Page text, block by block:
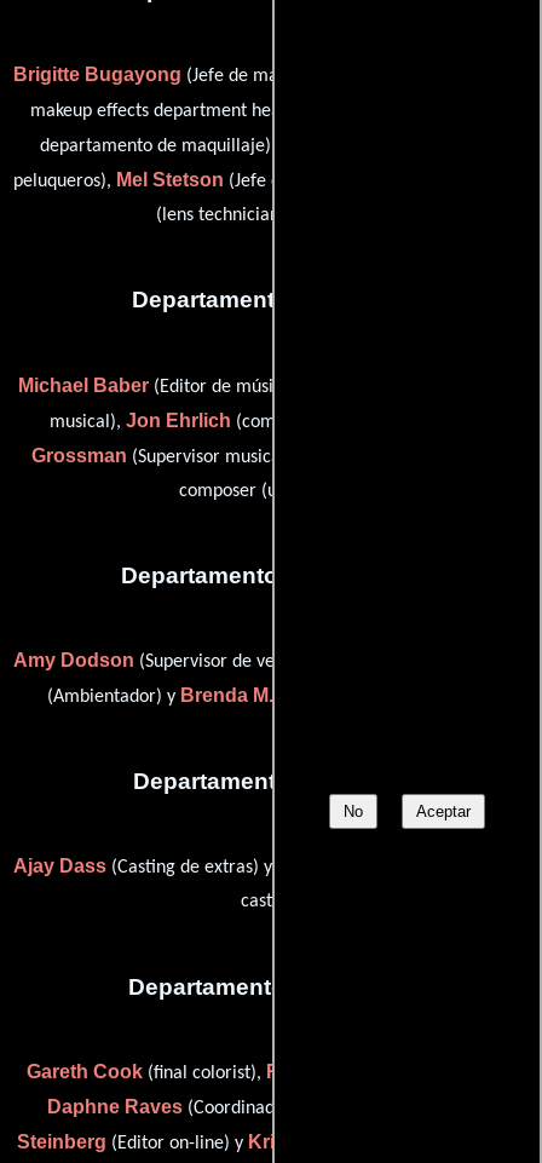
No Aceptar
Brigitte Bugayong (Jefe de maquillaje),
makeup effects department head),
departamento de maquillaje),
peluqueros), Mel Stetson (Jefe de peluqueros) y
(lens technician (uncredited))
Departamento de musica
Michael Baber(Editor de música),
musical), Jon Ehrlich (composer: theme music),
Grossman (Supervisor musical) y
composer (uncredited))
Departamento de vestuario
Amy Dodson (Supervisor de vestuario),
(Ambientador) y Brenda M. Ware
Departamento de reparto
Ajay Dass(Casting de extras) y
casting)
Departamento de editorial
Gareth Cook(final colorist), Rhett Finch
Daphne Raves (Coordinador de post-producción),
Steinberg (Editor on-line) y Kris Vinkovic